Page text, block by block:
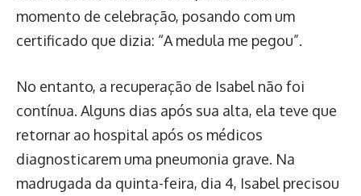
momento de celebração, posando com um
certificado que dizia: “A medula me pegou”.
No entanto, a recuperação de Isabel não foi
contínua. Alguns dias após sua alta, ela teve que
retornar ao hospital após os médicos
diagnosticarem uma pneumonia grave. Na
madrugada da quinta-feira, dia 4, Isabel precisou